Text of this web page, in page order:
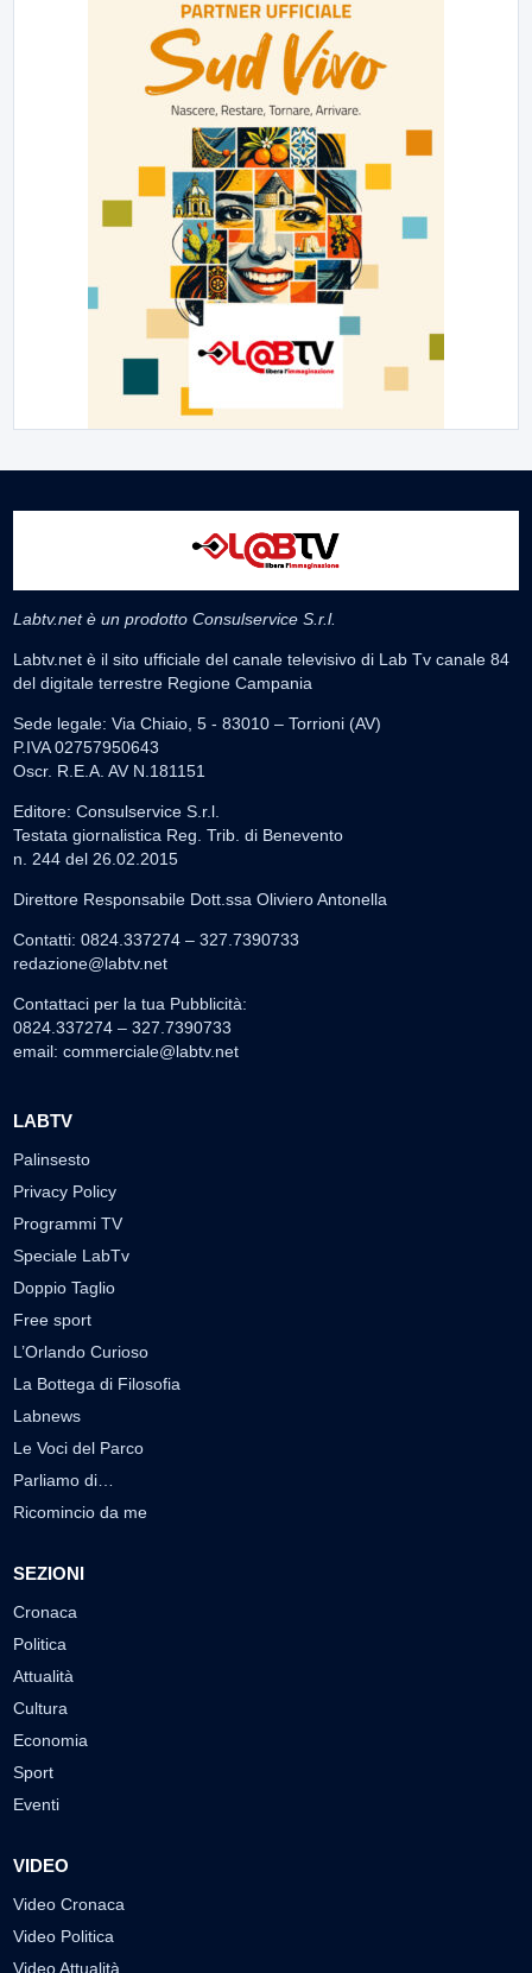
Labtv.net è un prodotto Consulservice S.r.l.
Labtv.net è il sito ufficiale del canale televisivo di Lab Tv canale 84
del digitale terrestre Regione Campania
Sede legale: Via Chiaio, 5 - 83010 – Torrioni (AV)
P.IVA 02757950643
Oscr. R.E.A. AV N.181151
Editore: Consulservice S.r.l.
Testata giornalistica Reg. Trib. di Benevento
n. 244 del 26.02.2015
Direttore Responsabile Dott.ssa Oliviero Antonella
Contatti: 0824.337274 – 327.7390733
redazione@labtv.net
Contattaci per la tua Pubblicità:
0824.337274 – 327.7390733
email: commerciale@labtv.net
LABTV
Palinsesto
Privacy Policy
Programmi TV
Speciale LabTv
Doppio Taglio
Free sport
L’Orlando Curioso
La Bottega di Filosofia
Labnews
Le Voci del Parco
Parliamo di…
Ricomincio da me
SEZIONI
Cronaca
Politica
Attualità
Cultura
Economia
Sport
Eventi
VIDEO
Video Cronaca
Video Politica
Video Attualità